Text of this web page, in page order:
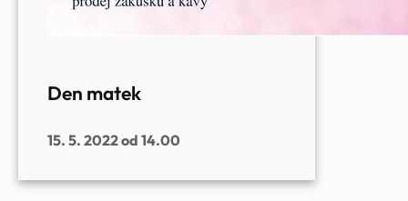
Den matek
15. 5. 2022 od 14.00